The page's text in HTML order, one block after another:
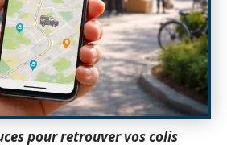
pour retrouver vos colis